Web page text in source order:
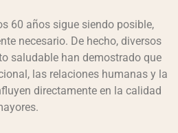
60 años sigue siendo posible,
necesario. De hecho, diversos
saludable han demostrado que
las relaciones humanas y la
directamente en la calidad